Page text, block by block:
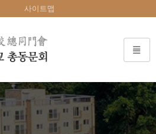
사이트맵